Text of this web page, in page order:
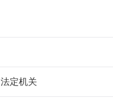
法定机关